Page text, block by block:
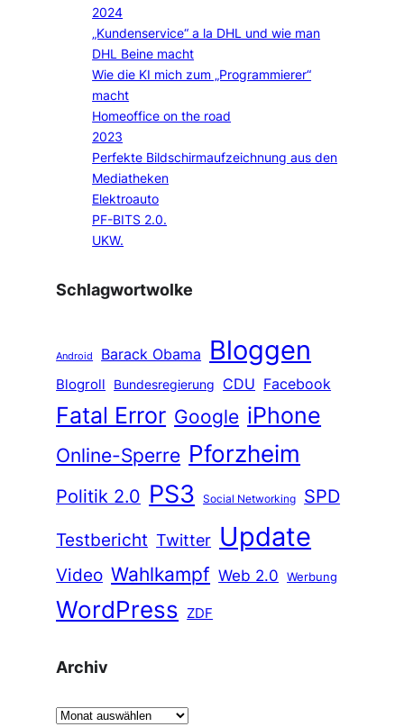
2024
„Kundenservice“ a la DHL und wie man
DHL Beine macht
Wie die KI mich zum „Programmierer“
macht
Homeoffice on the road
2023
Perfekte Bildschirmaufzeichnung aus den
Mediatheken
Elektroauto
PF-BITS 2.0.
UKW.
Schlagwortwolke
Android Barack Obama Bloggen
Blogroll Bundesregierung CDU Facebook
Fatal Error Google iPhone
Online-Sperre Pforzheim
Politik 2.0 PS3 Social Networking
SPD
Testbericht Twitter Update
Video Wahlkampf Web 2.0 Werbung
WordPress ZDF
Archiv
A